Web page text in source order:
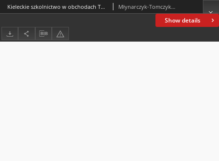
Show details
Kieleckie szkolnictwo w obchodach Tysiąclecia Państwa Polskiego 1957–1966/67 Młynarczyk-Tomczyk, Anita